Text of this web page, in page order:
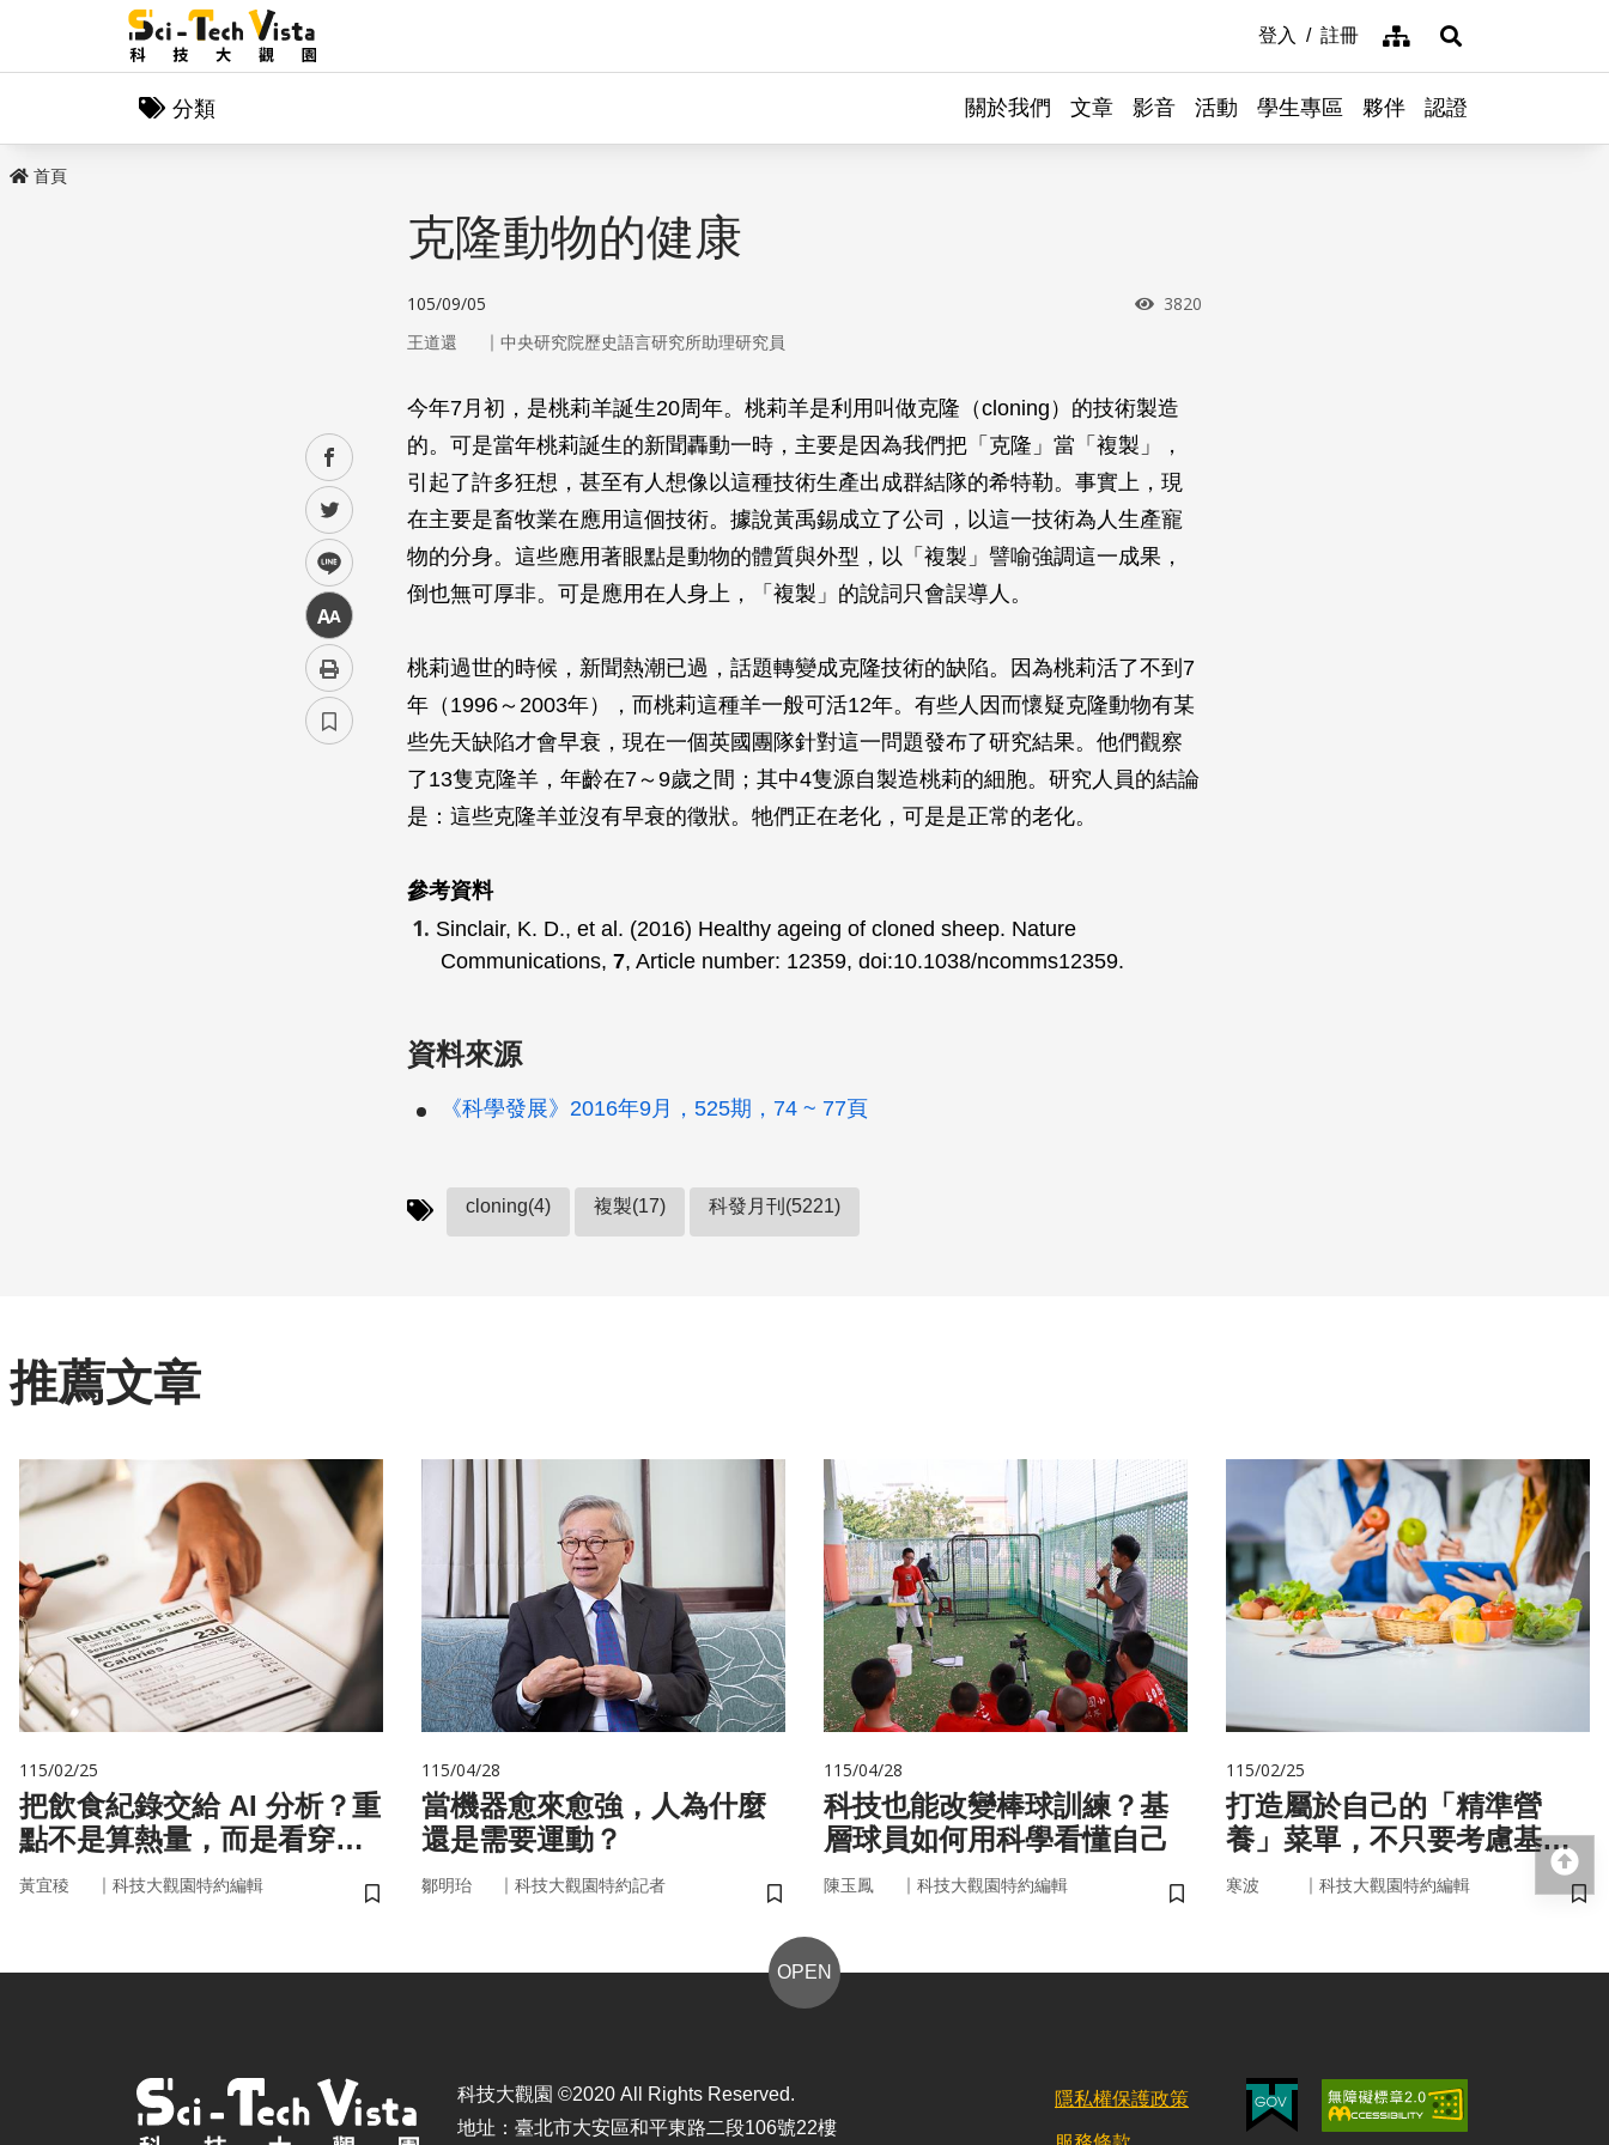
登入 註冊 網站導覽展開搜尋
分類 關於我們 文章 影音 活動 學生專區 夥伴 認證
首頁
facebook
twitter
line
中
克隆動物的健康
105/09/05 瀏覽次數
3820
王道還 ｜ 中央研究院歷史語言研究所助理研究員
今年7月初，是桃莉羊誕生20周年。桃莉羊是利用叫做克隆（cloning）的技術製造
的。可是當年桃莉誕生的新聞轟動一時，主要是因為我們把「克隆」當「複製」，
引起了許多狂想，甚至有人想像以這種技術生產出成群結隊的希特勒。事實上，現
在主要是畜牧業在應用這個技術。據說黃禹錫成立了公司，以這一技術為人生產寵
物的分身。這些應用著眼點是動物的體質與外型，以「複製」譬喻強調這一成果，
倒也無可厚非。可是應用在人身上，「複製」的說詞只會誤導人。
桃莉過世的時候，新聞熱潮已過，話題轉變成克隆技術的缺陷。因為桃莉活了不到7
年（1996～2003年），而桃莉這種羊一般可活12年。有些人因而懷疑克隆動物有某
些先天缺陷才會早衰，現在一個英國團隊針對這一問題發布了研究結果。他們觀察
了13隻克隆羊，年齡在7～9歲之間；其中4隻源自製造桃莉的細胞。研究人員的結論
是：這些克隆羊並沒有早衰的徵狀。牠們正在老化，可是是正常的老化。
參考資料
Sinclair, K. D., et al . (2016) Healthy ageing of cloned sheep. Nature
Communications, 7, Article number: 12359, doi:10.1038/ncomms12359.
資料來源
《科學發展》2016年9月，525期，74 ~ 77頁
cloning(4) 複製(17) 科發月刊(5221)
推薦文章
115/02/25
把飲食紀錄交給 AI 分析？重
點不是算熱量，而是看穿你
的「飲食習慣」
黃宜稜 ｜ 科技大觀園特約編輯
儲存書籤
115/04/28
當機器愈來愈強，人為什麼
還是需要運動？
鄒明珆 ｜ 科技大觀園特約記者
儲存書籤
115/04/28
科技也能改變棒球訓練？基
層球員如何用科學看懂自己
陳玉鳳 ｜ 科技大觀園特約編輯
儲存書籤
115/02/25
打造屬於自己的「精準營
養」菜單，不只要考慮基
因，關鍵更在腸道微生物
寒波 ｜ 科技大觀園特約編輯
儲
OPEN
科技大觀園 ©2020 All Rights Reserved.
地址：臺北市大安區和平東路二段106號22樓
隱私權保護政策
回